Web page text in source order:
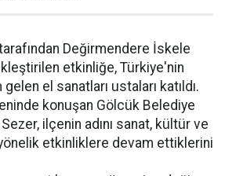
Değirmendere İskele
etkinliğe, Türkiye'nin
el sanatları ustaları katıldı.
konuşan Gölcük Belediye
Sezer, ilçenin adını sanat, kültür ve
etkinliklere devam ettiklerini